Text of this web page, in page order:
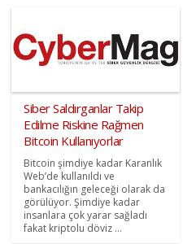
Siber Saldırganlar Takip
Edilme Riskine Rağmen
Bitcoin Kullanıyorlar
Bitcoin şimdiye kadar Karanlık
Web’de kullanıldı ve
bankacılığın geleceği olarak da
görülüyor. Şimdiye kadar
insanlara çok yarar sağladı
fakat kriptolu döviz ...